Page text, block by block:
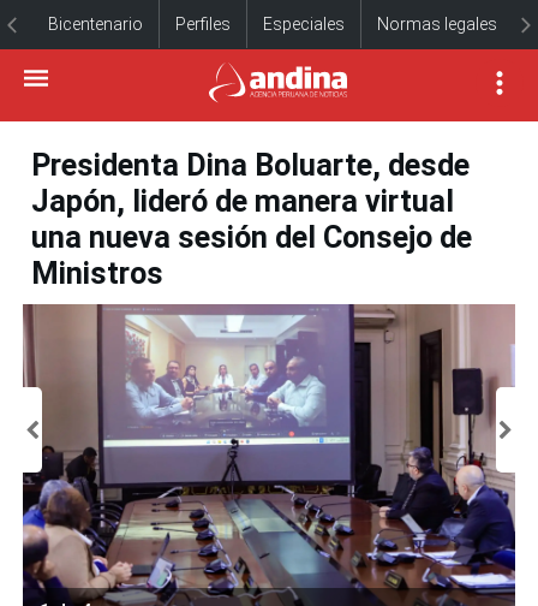
Bicentenario Perfiles Especiales Normas legales
Presidenta Dina Boluarte, desde
Japón, lideró de manera virtual
una nueva sesión del Consejo de
Ministros